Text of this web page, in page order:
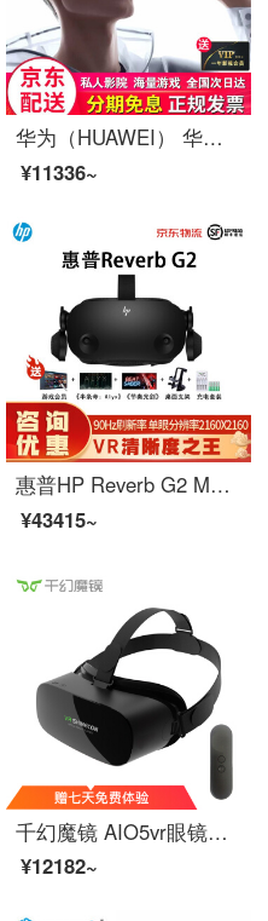
华为（HUAWEI） 华为VR眼镜原装虚拟现实3D全景头戴式IMAX巨幕式体验手机投屏游戏眼镜 华为VR眼镜【送一年影视会员】
¥11336~
惠普HP Reverb G2 MR VR 眼镜套装 vr体感游戏机3D眼镜 HP Reverb G2 官方标配
¥43415~
千幻魔镜 AIO5vr眼镜一体机 1440P 2000英寸巨幕VR游戏机智能设备
¥12182~